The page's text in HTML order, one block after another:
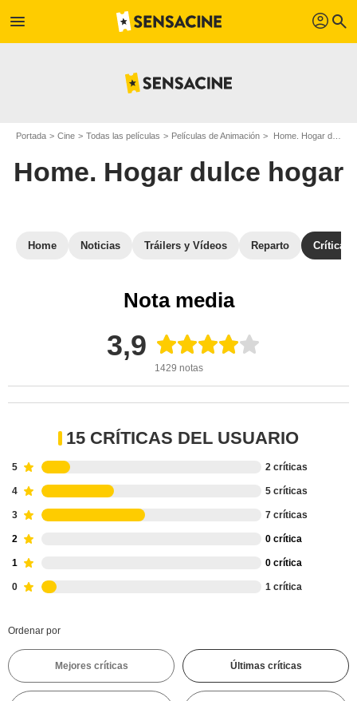
menu profil search
Portada Cine Todas las películas Películas de Animación Home. Hogar dulce hogar
Home. Hogar dulce hogar
Home Noticias Tráilers y Vídeos Reparto Críticas
Nota media
3,9
1429 notas
15 CRÍTICAS DEL USUARIO
5 2 críticas
4 5 críticas
3 7 críticas
2 0 crítica
1 0 crítica
0 1 crítica
Ordenar por
Mejores críticas Últimas críticas